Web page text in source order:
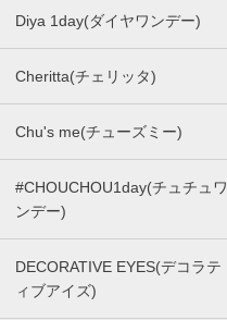
Diya 1day(ダイヤワンデー)
Cheritta(チェリッタ)
Chu's me(チューズミー)
#CHOUCHOU1day(チュチュワ
ンデー)
DECORATIVE EYES(デコラテ
ィブアイズ)